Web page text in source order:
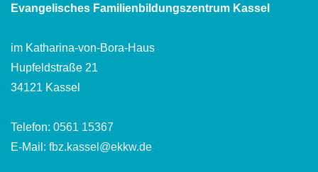
Evangelisches Familienbildungszentrum Kassel
im Katharina-von-Bora-Haus
Hupfeldstraße 21
34121 Kassel
Telefon: 0561 15367
E-Mail: fbz.kassel@ekkw.de